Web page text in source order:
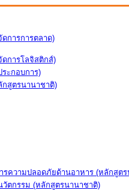
การการตลาด)
ดการโลจิสติกส์)
ะกอบการ)
กสูตรนานาชาติ)
รความปลอดภัยด้านอาหาร (หลักสูต
วัตกรรม (หลักสูตรนานาชาติ)